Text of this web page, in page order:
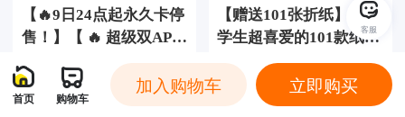
【🔥9日24点起永久卡停
售！】【 🔥 超级双APP
永久卡-加量不加价！】
【带实物】【小狐狸
ABCMAX】+【狐狸快
1688
【赠送101张折纸】《小
学生超喜爱的101款纸飞
机》快乐手工纸飞机，
培养动手能力，科普丰
富知识，拓展眼界，让
19.9
首页 购物车
加入购物车 立即购买
客服